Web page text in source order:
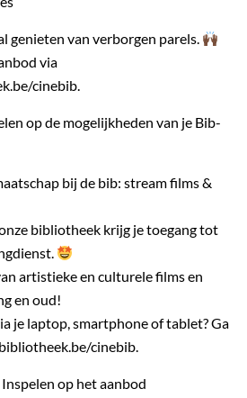
genieten van verborgen parels.
via
cinebib.
op de mogelijkheden van je Bib-
bij de bib: stream films &
bibliotheek krijg je toegang tot
artistieke en culturele films en
en oud!
je laptop, smartphone of tablet? Ga
cinebib.
Inspelen op het aanbod